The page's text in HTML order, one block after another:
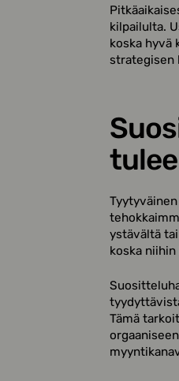
kilpailulta.
koska hyvä
strategisen
ystävältä
koska
Tämä